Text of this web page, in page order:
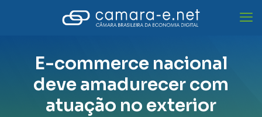
E-commerce nacional
deve amadurecer com
atuação no exterior